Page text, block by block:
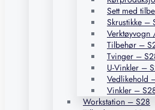
Sett med
Skrustikke –
Verktøyvogn
Tilbehør –
Tvinger –
U-Vinkler –
Vedlikehold
Vinkler –
Workstation – S28